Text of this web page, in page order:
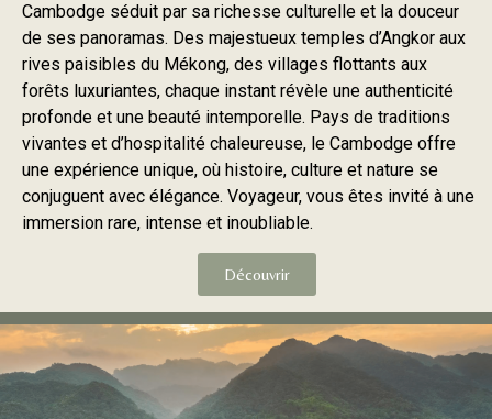
Cambodge séduit par sa richesse culturelle et la douceur
de ses panoramas. Des majestueux temples d’Angkor aux
rives paisibles du Mékong, des villages flottants aux
forêts luxuriantes, chaque instant révèle une authenticité
profonde et une beauté intemporelle. Pays de traditions
vivantes et d’hospitalité chaleureuse, le Cambodge offre
une expérience unique, où histoire, culture et nature se
conjuguent avec élégance. Voyageur, vous êtes invité à une
immersion rare, intense et inoubliable.
Découvrir